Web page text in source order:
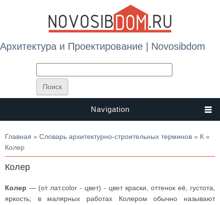
Архитектура и Проектирование | Novosibdom
Navigation
Вы здесь
Главная » Словарь архитектурно-строительных терминов » К »
Колер
Колер
Колер — (от лат.color - цвет) - цвет краски, оттенок её, густота,
яркость; в малярных работах Колером обычно называют